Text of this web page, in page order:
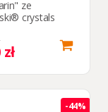
ze
crystals
-44%